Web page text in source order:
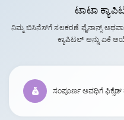
ಟಾಟಾ
ನಿಮ್ಮ ಬಿಸಿನೆಸ್‌ಗೆ ಸಲಕರಣೆ ಫೈನಾನ್ಸ್
ಕ್ಯಾಪಿಟಲ್ ಅನ್ನು ಏಕೆ
ಸಂಪೂರ್ಣ ಅವಧಿಗೆ ಫಿಕ್ಸೆಡ್